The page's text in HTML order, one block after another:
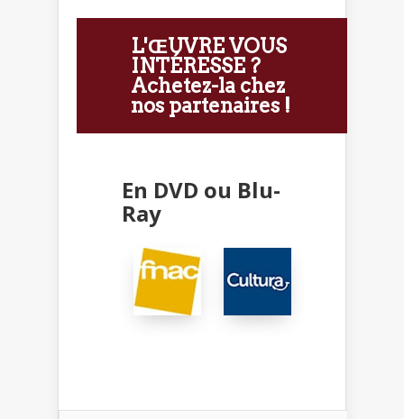
L'ŒUVRE VOUS
INTÉRESSE ?
Achetez-la chez
nos partenaires !
En DVD ou Blu-
Ray